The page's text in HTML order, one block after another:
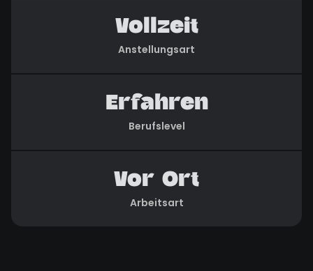
Vollzeit
Anstellungsart
Erfahren
Berufslevel
Vor Ort
Arbeitsart